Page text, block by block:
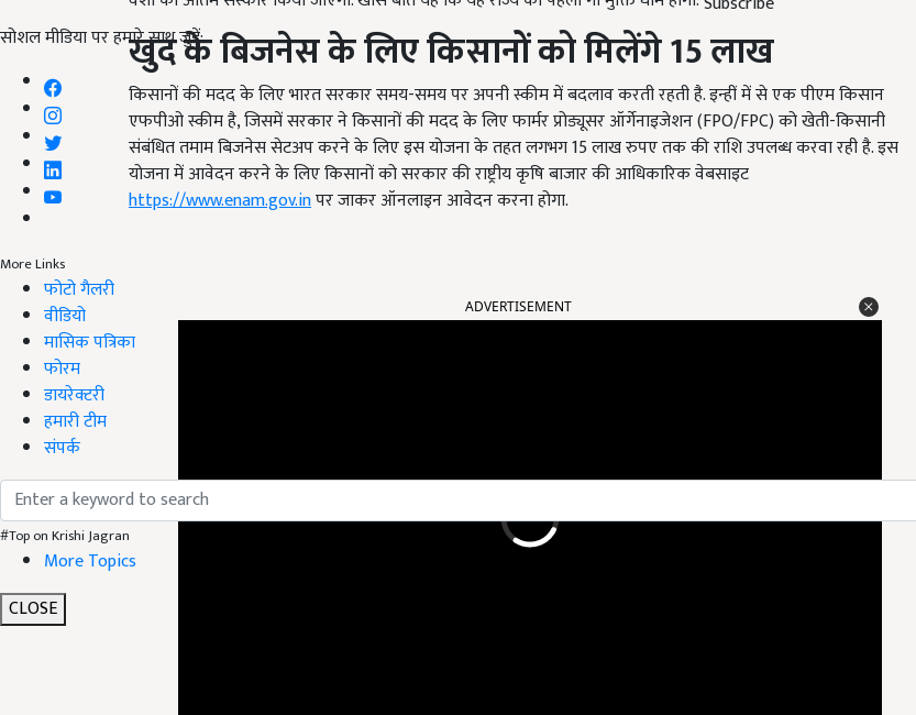
सोशल मीडिया पर हमारे साथ जुड़ें:
More Links
फोटो गैलरी
वीडियो
मासिक पत्रिका
फोरम
डायरेक्टरी
हमारी टीम
संपर्क
#Top on Krishi Jagran
More Topics
CLOSE
खुद के बिजनेस के लिए किसानों को मिलेंगे 15 लाख
किसानों की मदद के लिए भारत सरकार समय-समय पर अपनी स्कीम में बदलाव करती रहती है. इन्हीं में से एक पीएम किसान
एफपीओ स्कीम है, जिसमें सरकार ने किसानों की मदद के लिए फार्मर प्रोड्यूसर ऑर्गेनाइजेशन (FPO/FPC) को खेती-किसानी
संबंधित तमाम बिजनेस सेटअप करने के लिए इस योजना के तहत लगभग 15 लाख रुपए तक की राशि उपलब्ध करवा रही है. इस
योजना में आवेदन करने के लिए किसानों को सरकार की राष्ट्रीय कृषि बाजार की आधिकारिक वेबसाइट
https://www.enam.gov.inपर जाकर ऑनलाइन आवेदन करना होगा.